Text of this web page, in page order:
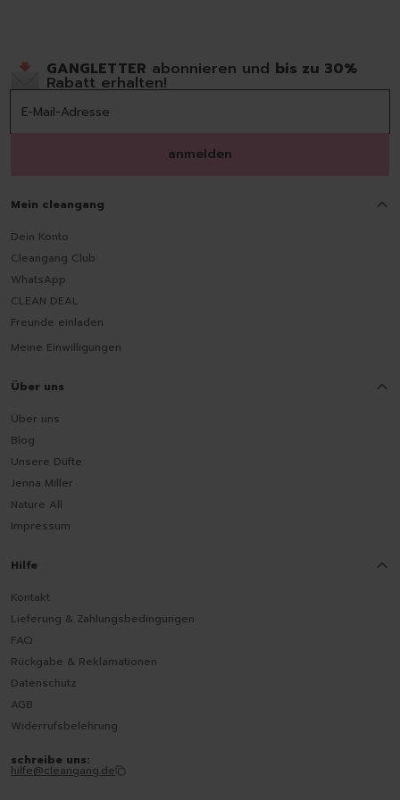
GANGLETTER abonnieren und bis zu 30%
Rabatt erhalten!
anmelden
Mein cleangang
Dein Konto
Cleangang Club
WhatsApp
CLEAN DEAL
Freunde einladen
Meine Einwilligungen
Über uns
Über uns
Blog
Unsere Düfte
Jenna Miller
Nature All
Impressum
Hilfe
Kontakt
Lieferung & Zahlungsbedingungen
FAQ
Rückgabe & Reklamationen
Datenschutz
AGB
Widerrufsbelehrung
schreibe uns:
hilfe@cleangang.de